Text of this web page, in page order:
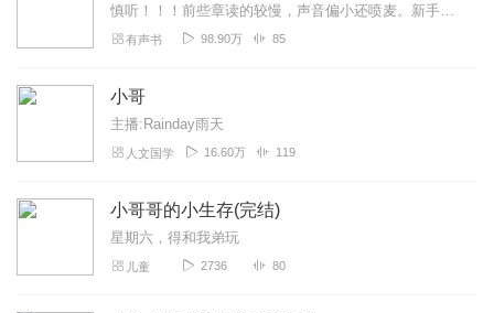
慎听！！！前些章读的较慢，声音偏小还喷麦。新手一只，请手下留情。不喜欢话不要勉强自己的耳朵哈，山高水长，我们江湖再见（抱拳.jpg）主受，穿越种田甜宠文，腐女一...
有声书 98.90万 85
小哥
主播:Rainday雨天
人文国学 16.60万 119
小哥哥的小生存(完结)
星期六，得和我弟玩
儿童 2736 80